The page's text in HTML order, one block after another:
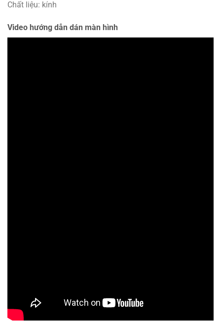
Chất liệu: kính
Video hướng dẫn dán màn hình